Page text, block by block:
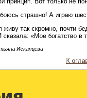
страшно! А играю
живу так скромно, почти
«Мое богатство в
Исканцева
К